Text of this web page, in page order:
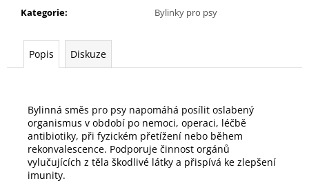
Kategorie: Bylinky pro psy
Popis Diskuze
Bylinná směs pro psy napomáhá posílit oslabený
organismus v období po nemoci, operaci, léčbě
antibiotiky, při fyzickém přetížení nebo během
rekonvalescence. Podporuje činnost orgánů
vylučujících z těla škodlivé látky a přispívá ke zlepšení
imunity.
j
PRŮDUŠKY
KAŠEL